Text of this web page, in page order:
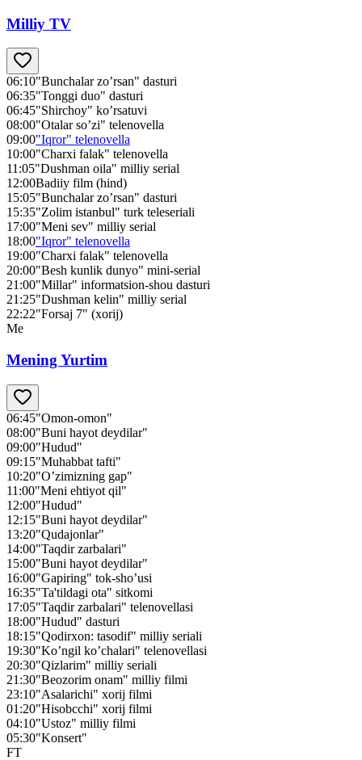
Milliy TV
06:10"Bunchalar zo’rsan" dasturi
06:35"Tonggi duo" dasturi
06:45"Shirchoy" ko’rsatuvi
08:00"Otalar so’zi" telenovella
09:00"Iqror" telenovella
10:00"Charxi falak" telenovella
11:05"Dushman oila" milliy serial
12:00Badiiy film (hind)
15:05"Bunchalar zo’rsan" dasturi
15:35"Zolim istanbul" turk teleseriali
17:00"Meni sev" milliy serial
18:00"Iqror" telenovella
19:00"Charxi falak" telenovella
20:00"Besh kunlik dunyo" mini-serial
21:00"Millar" informatsion-shou dasturi
21:25"Dushman kelin" milliy serial
22:22"Forsaj 7" (xorij)
Me
Mening Yurtim
06:45"Omon-omon"
08:00"Buni hayot deydilar"
09:00"Hudud"
09:15"Muhabbat tafti"
10:20"O’zimizning gap"
11:00"Meni ehtiyot qil"
12:00"Hudud"
12:15"Buni hayot deydilar"
13:20"Qudajonlar"
14:00"Taqdir zarbalari"
15:00"Buni hayot deydilar"
16:00"Gapiring" tok-sho’usi
16:35"Ta'tildagi ota" sitkomi
17:05"Taqdir zarbalari" telenovellasi
18:00"Hudud" dasturi
18:15"Qodirxon: tasodif" milliy seriali
19:30"Ko’ngil ko’chalari" telenovellasi
20:30"Qizlarim" milliy seriali
21:30"Beozorim onam" milliy filmi
23:10"Asalarichi" xorij filmi
01:20"Hisobcchi" xorij filmi
04:10"Ustoz" milliy filmi
05:30"Konsert"
FT